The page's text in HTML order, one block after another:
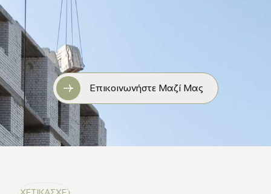
Επικοινωνήστε Μαζί Μας
ΣΧΕΤΙΚΑΣΧΕΤΙΚΑ